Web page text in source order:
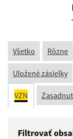
Všetko Rôzne
Uložené zásielky
VZN
Filtrovať